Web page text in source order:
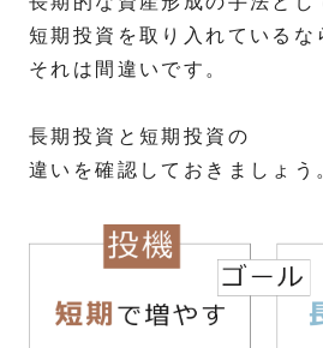
短期投資を取り入れているな
それは間違いです。
長期投資と短期投資の
違いを確認しておきましょう